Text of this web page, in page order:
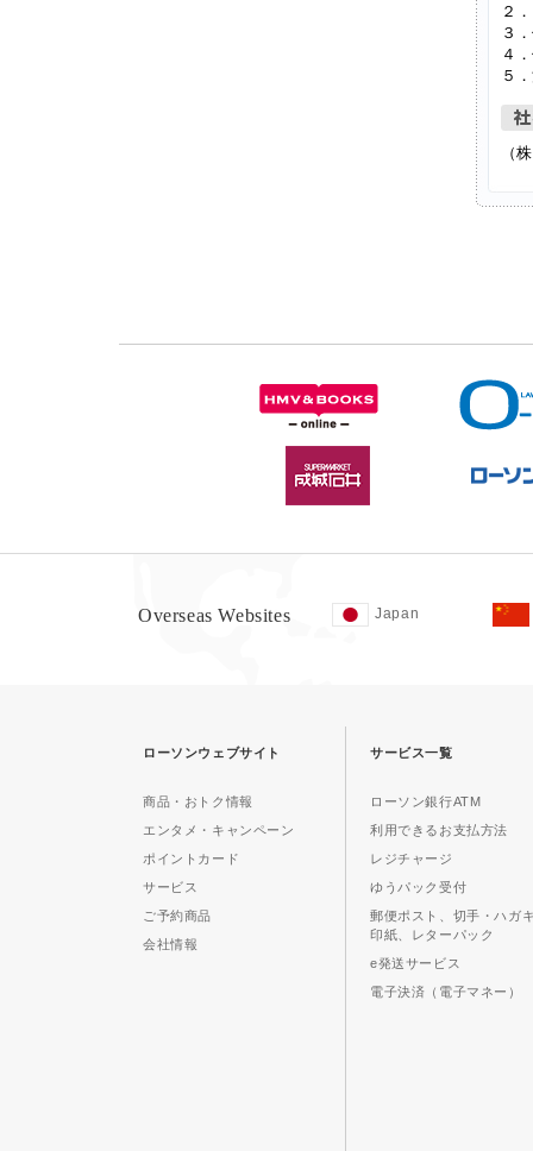
２
３
４
５
（
Overseas Websites Japan
ローソンウェブサイト
商品・おトク情報
エンタメ・キャンペーン
ポイントカード
サービス
ご予約商品
会社情報
サービス一覧
ローソン銀行ATM
利用できるお支払方法
レジチャージ
ゆうパック受付
郵便ポスト、切手・ハガ
印紙、レターパック
e発送サービス
電子決済（電子マネー）